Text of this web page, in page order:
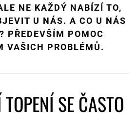
NE KAŽDÝ NABÍZÍ TO,
U NÁS. A CO U NÁS
PŘEDEVŠÍM POMOC
VAŠICH PROBLÉMŮ.
SE ČASTO